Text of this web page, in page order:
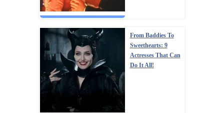
From Baddies To
Sweethearts: 9
Actresses That Can
Do It All!